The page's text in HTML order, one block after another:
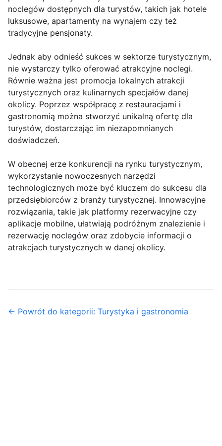
noclegów dostępnych dla turystów, takich jak hotele
luksusowe, apartamenty na wynajem czy też
tradycyjne pensjonaty.
Jednak aby odnieść sukces w sektorze turystycznym,
nie wystarczy tylko oferować atrakcyjne noclegi.
Równie ważna jest promocja lokalnych atrakcji
turystycznych oraz kulinarnych specjałów danej
okolicy. Poprzez współpracę z restauracjami i
gastronomią można stworzyć unikalną ofertę dla
turystów, dostarczając im niezapomnianych
doświadczeń.
W obecnej erze konkurencji na rynku turystycznym,
wykorzystanie nowoczesnych narzędzi
technologicznych może być kluczem do sukcesu dla
przedsiębiorców z branży turystycznej. Innowacyjne
rozwiązania, takie jak platformy rezerwacyjne czy
aplikacje mobilne, ułatwiają podróżnym znalezienie i
rezerwację noclegów oraz zdobycie informacji o
atrakcjach turystycznych w danej okolicy.
← Powrót do kategorii: Turystyka i gastronomia